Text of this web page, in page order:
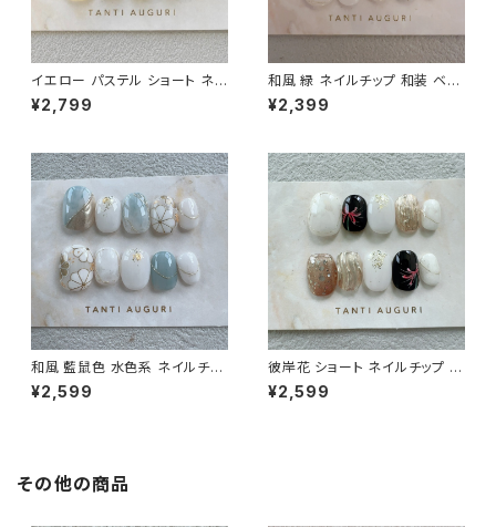
イエロー パステル ショート ネイ
ルチップ 付け爪 檸檬 ゴールド
金 ニュアンス 20代 30代 40代
¥2,799
和風 緑 ネイルチップ 和装 ベリ
ーショート 着物用 乳白色 短め
小さめ 和柄 前撮り 和服用 成
¥2,399
和風 藍鼠色 水色系 ネイルチッ
プ ベリーショート 青系 和装 着
物 成人式 前撮り 和柄 和服 通
¥2,599
彼岸花 ショート ネイルチップ デ
ザイン ヒガンバナ ひがんばな
短め 情熱 お彼岸 付け爪 春 秋
¥2,599
その他の商品